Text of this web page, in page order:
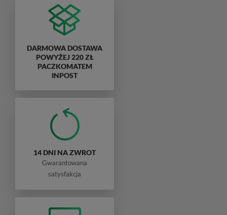
DARMOWA DOSTAWA
POWYŻEJ 220 ZŁ
PACZKOMATEM
INPOST
14 DNI NA ZWROT
Gwarantowana
satysfakcja